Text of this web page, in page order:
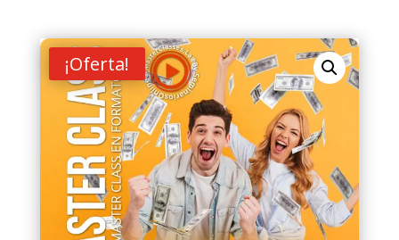
4.00de
5 en
base a
valoraci
ón de
cliente
¡Oferta!